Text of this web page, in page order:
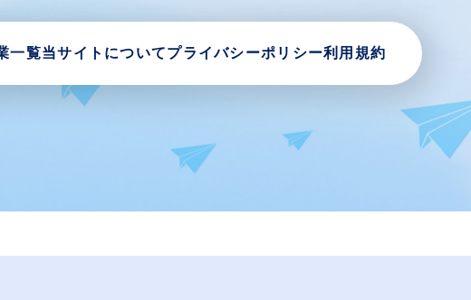
一覧当サイトについてプライバシーポリシー利用規約